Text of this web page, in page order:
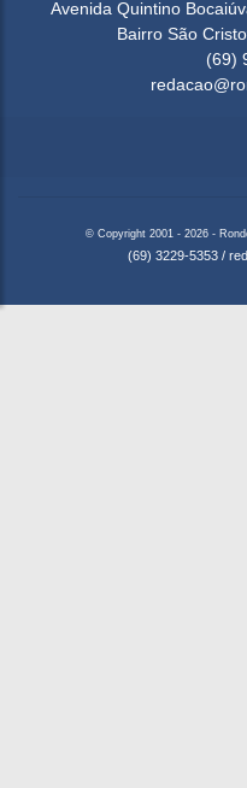
Avenida Quintino
Bairro São
(69)
© Copyright 2001 - 2026 -
(69) 3229-5353 /